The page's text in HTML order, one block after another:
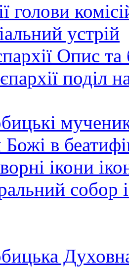
голови
устрій
Опис та
поділ
Божі в
ікони
собор